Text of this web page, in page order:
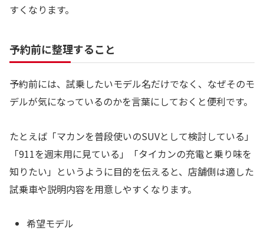
すくなります。
予約前に整理すること
予約前には、試乗したいモデル名だけでなく、なぜそのモ
デルが気になっているのかを言葉にしておくと便利です。
たとえば「マカンを普段使いのSUVとして検討している」
「911を週末用に見ている」「タイカンの充電と乗り味を
知りたい」というように目的を伝えると、店舗側は適した
試乗車や説明内容を用意しやすくなります。
希望モデル